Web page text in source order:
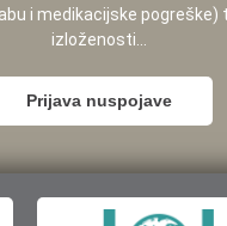
i medikacijske
izloženosti...
Prijava nuspojave